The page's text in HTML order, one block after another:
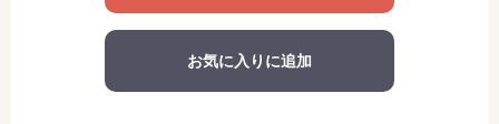
お気に入りに追加